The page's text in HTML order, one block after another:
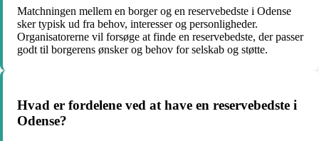
Matchningen mellem en borger og en reservebedste i Odense
sker typisk ud fra behov, interesser og personligheder.
Organisatorerne vil forsøge at finde en reservebedste, der passer
godt til borgerens ønsker og behov for selskab og støtte.
Hvad er fordelene ved at have en reservebedste i
Odense?